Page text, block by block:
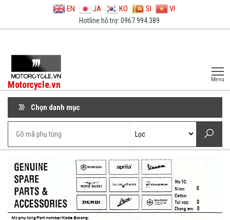
EN JA KO SI VI
Hotline hỗ trợ: 0967.994.389
Motorcycle.vn Menu
Chọn danh mục